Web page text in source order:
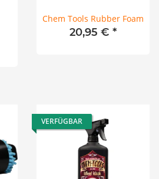
Chem Tools Rubber Foam
20,95 € *
VERFÜGBAR